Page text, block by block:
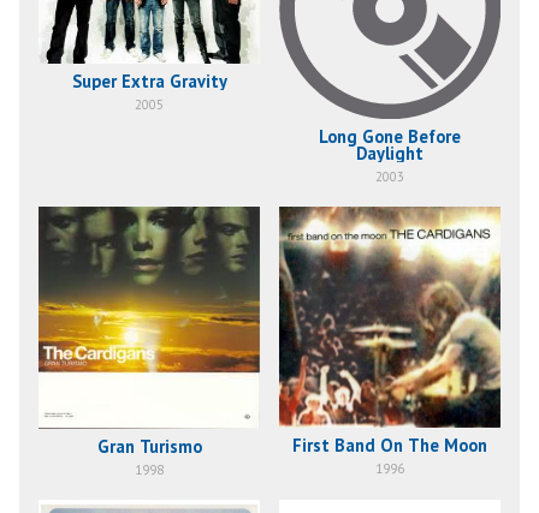
Super Extra Gravity
2005
Long Gone Before
Daylight
2003
Gran Turismo
1998
First Band On The Moon
1996